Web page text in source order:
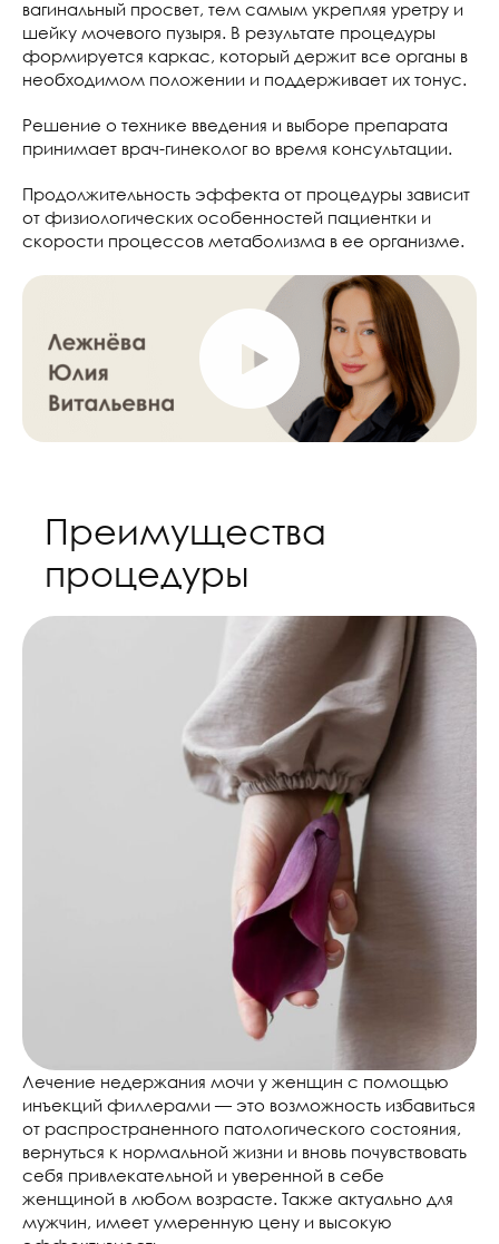
вагинальный просвет, тем самым укрепляя уретру и
шейку мочевого пузыря. В результате процедуры
формируется каркас, который держит все органы в
необходимом положении и поддерживает их тонус.
Решение о технике введения и выборе препарата
принимает врач-гинеколог во время консультации.
Продолжительность эффекта от процедуры зависит
от физиологических особенностей пациентки и
скорости процессов метаболизма в ее организме.
Преимущества
процедуры
Лечение недержания мочи у женщин с помощью
инъекций филлерами — это возможность избавиться
от распространенного патологического состояния,
вернуться к нормальной жизни и вновь почувствовать
себя привлекательной и уверенной в себе
женщиной в любом возрасте. Также актуально для
мужчин, имеет умеренную цену и высокую